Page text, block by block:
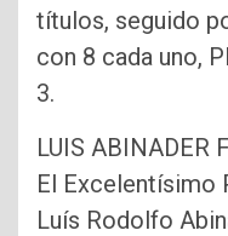
títulos, seguido
con 8 cada uno,
3.
LUIS ABINADER
El Excelentísimo
Luís Rodolfo